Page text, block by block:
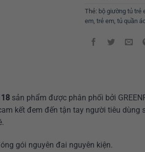
Thẻ: bộ giường tủ trẻ
em, trẻ em, tủ quần
sản phẩm được phân phối bởi
kết đem đến tận tay người tiêu
gói nguyên đai nguyên kiện.